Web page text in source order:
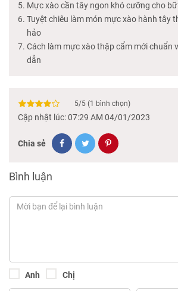
Mực xào cần tây ngon khó cưỡng cho
Tuyệt chiêu làm món mực xào hành tây
hảo
Cách làm mực xào thập cẩm mới chuẩn
dẫn
5/5 (1 bình chọn)
Cập nhật lúc: 07:29 AM 04/01/2023
Chia sẻ
Bình luận
Anh Chị